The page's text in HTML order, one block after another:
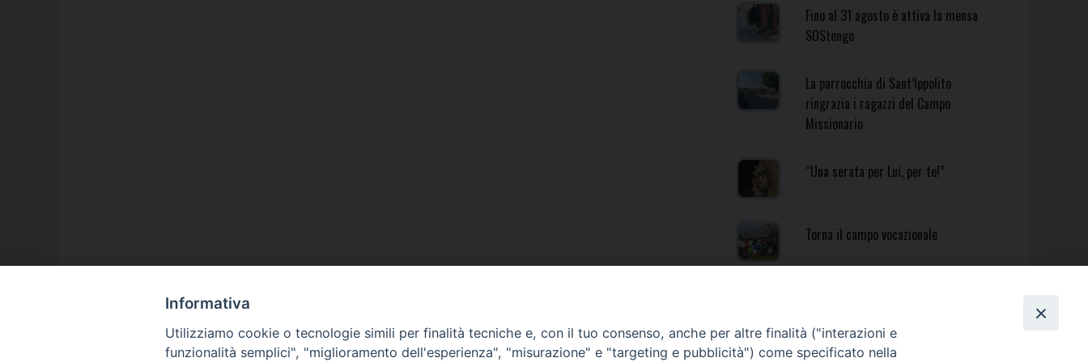
Fino al 31 agosto è attiva la mensa
SOStengo
La parrocchia di Sant’Ippolito
ringrazia i ragazzi del Campo
Missionario
“Una serata per Lui, per te!”
Torna il campo vocazionale
Informativa
Utilizziamo cookie o tecnologie simili per finalità tecniche e, con il tuo consenso, anche per altre finalità ("interazioni e
funzionalità semplici", "miglioramento dell'esperienza", "misurazione" e "targeting e pubblicità") come specificato nella